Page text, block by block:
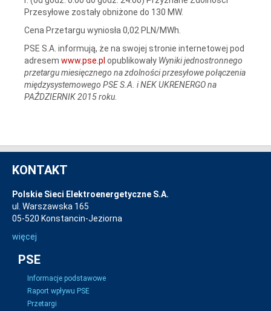
Przesyłowe zostały obniżone do 130 MW.
Cena Przetargu wyniosła 0,02 PLN/MWh.
PSE S.A. informują, że na swojej stronie internetowej pod
adresem www.pse.pl opublikowały Wyniki jednostronnego
przetargu miesięcznego na zdolności przesyłowe połączenia
międzysystemowego PSE S.A. i NEK UKRENERGO na
PAŹDZIERNIK 2015 roku
KONTAKT
Polskie Sieci Elektroenergetyczne S.A.
ul. Warszawska 165
05-520 Konstancin-Jeziorna
więcej
PSE
Informacje podstawowe
Raport wpływu PSE
Przetargi